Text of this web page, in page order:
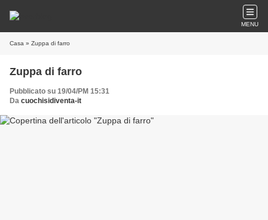
MENU
Casa » Zuppa di farro
Zuppa di farro
Pubblicato su 19/04/PM 15:31
Da cuochisidiventa-it